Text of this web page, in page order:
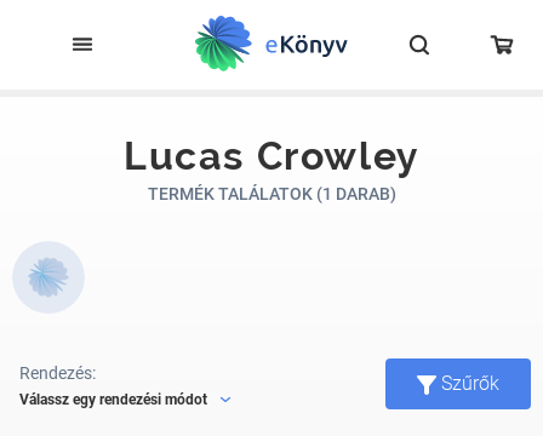
Lucas Crowley
TERMÉK TALÁLATOK (1 DARAB)
Rendezés:
Válassz egy rendezési módot
Szűrők